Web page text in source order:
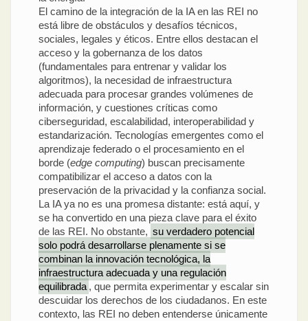
El camino de la integración de la IA en las REI no
está libre de obstáculos y desafíos técnicos,
sociales, legales y éticos. Entre ellos destacan el
acceso y la gobernanza de los datos
(fundamentales para entrenar y validar los
algoritmos), la necesidad de infraestructura
adecuada para procesar grandes volúmenes de
información, y cuestiones críticas como
ciberseguridad, escalabilidad, interoperabilidad y
estandarización. Tecnologías emergentes como el
aprendizaje federado o el procesamiento en el
borde (edge computing) buscan precisamente
compatibilizar el acceso a datos con la
preservación de la privacidad y la confianza social.
La IA ya no es una promesa distante: está aquí, y
se ha convertido en una pieza clave para el éxito
de las REI. No obstante, su verdadero potencial
solo podrá desarrollarse plenamente si se
combinan la innovación tecnológica, la
infraestructura adecuada y una regulación
equilibrada , que permita experimentar y escalar sin
descuidar los derechos de los ciudadanos. En este
contexto, las REI no deben entenderse únicamente